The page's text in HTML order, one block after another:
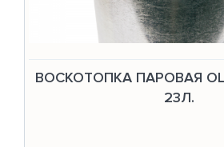
ВОСКОТОПКА ПАРОВАЯ
23Л.